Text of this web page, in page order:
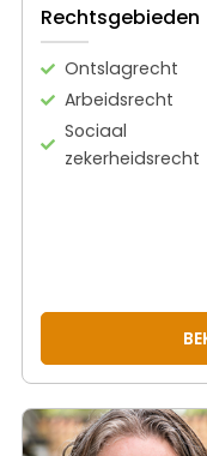
Rechtsgebieden
Ontslagrecht
Arbeidsrecht
Sociaal
zekerheidsrecht